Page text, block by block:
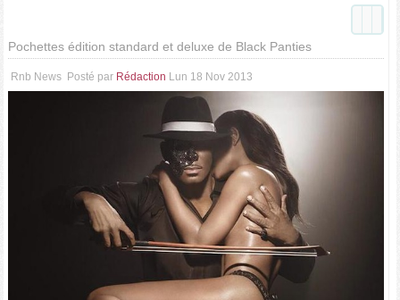
Pochettes édition standard et deluxe de Black Panties
Rnb News Posté par Rédaction Lun 18 Nov 2013